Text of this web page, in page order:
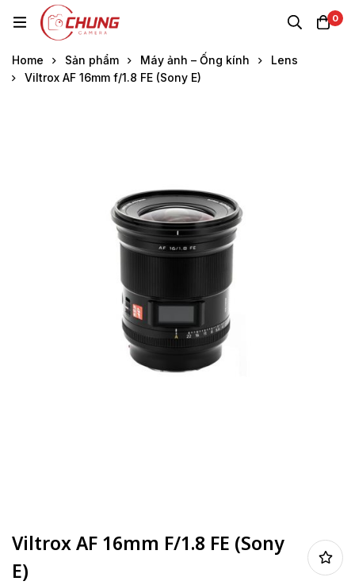
0
Home Sản phẩm Máy ảnh – Ống kính
Lens
Viltrox AF 16mm f/1.8 FE (Sony E)
Viltrox AF 16mm F/1.8 FE (Sony
E)